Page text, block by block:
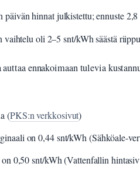
päivän hinnat julkistettu; ennuste
vaihtelu oli 2–5 snt/kWh säästä
ennakoimaan tulevia
(PKS:n verkkosivut)
on 0,44 snt/kWh (Sähköale-
0,50 snt/kWh (Vattenfallin